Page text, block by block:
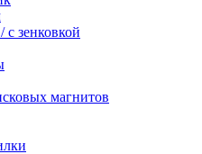
с зенковкой
магнитов